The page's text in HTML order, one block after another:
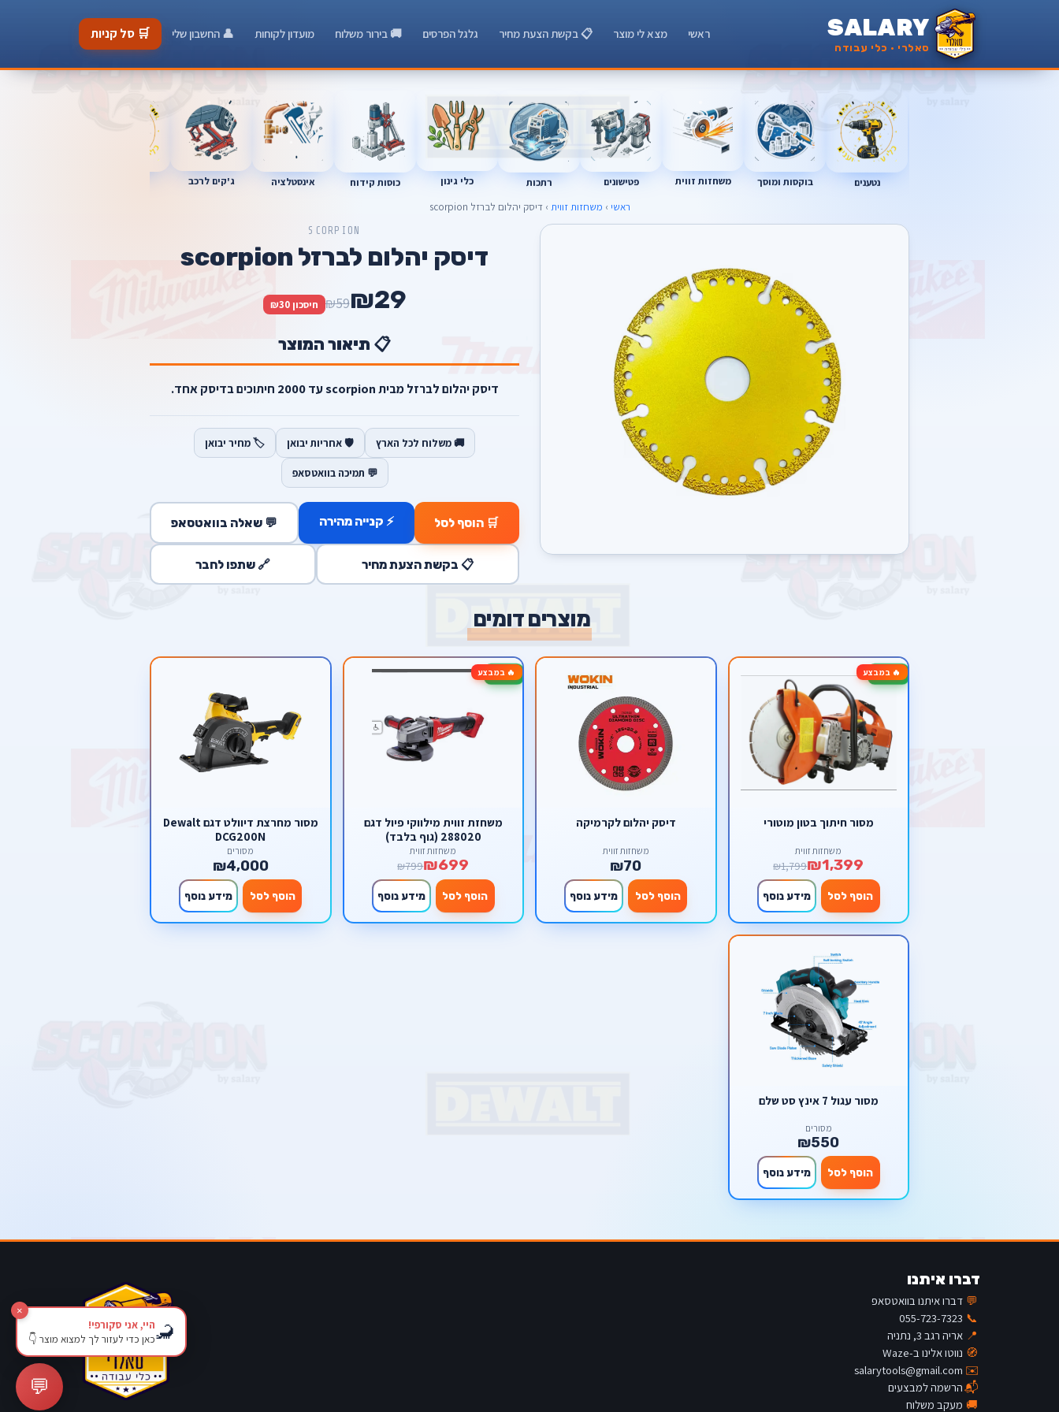
SALARY
סאלרי · כלי עבודה
ראשי מצא לי מוצר 📋 בקשת הצעת מחיר גלגל הפרסים 🚚 בירור משלוח מועדון לקוחות 👤 החשבון שלי 🛒 סל קניות
נטענים בוקסות ומוסך משחזות זווית פטישונים רתכות כלי גינון כוסות קידוח אינסטלציה ג'קים לרכב
ראשי › משחזות זווית › דיסק יהלום לברזל scorpion
SCORPION
דיסק יהלום לברזל scorpion
₪29
₪59 חיסכון ₪30
📋 תיאור המוצר
דיסק יהלום לברזל מבית scorpion עד 2000 חיתוכים בדיסק אחד.
🚚 משלוח לכל הארץ 🛡️ אחריות יבואן 🏷️ מחיר יבואן
💬 תמיכה בוואטסאפ
🛒 הוסף לסל ⚡ קנייה מהירה 💬 שאלה בוואטסאפ
📋 בקשת הצעת מחיר 🔗 שתפו לחבר
מוצרים דומים
🔥 במבצע-22%
מסור חיתוך בטון מוטורי
משחזות זווית
₪1,399
₪1,799
הוסף לסל מידע נוסף
דיסק יהלום לקרמיקה
משחזות זווית
₪70
הוסף לסל מידע נוסף
🔥 במבצע-13%
משחזת זווית מילווקי פיול דגם
288020 (גוף בלבד)
משחזות זווית
₪699
₪799
הוסף לסל מידע נוסף
מסור ‏מחרצת דיוולט דגם Dewalt
DCG200N
מסורים
₪4,000
הוסף לסל מידע נוסף
מסור עגול 7 אינץ סט שלם
מסורים
₪550
הוסף לסל מידע נוסף
דברו איתנו
💬 דברו איתנו בוואטסאפ
📞
055-723-7323
📍 אריה רגב 3, נתניה
🧭 נווטו אלינו ב-Waze
✉️
salarytools@gmail.com
📬הרשמה למבצעים
🚚 מעקב משלוח
💬
×
🦂היי, אני סקורפי!
כאן כדי לעזור לך למצוא מוצר 👇